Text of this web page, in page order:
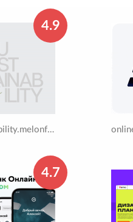
4.9
sustainability.melonfashion.ru
4.7